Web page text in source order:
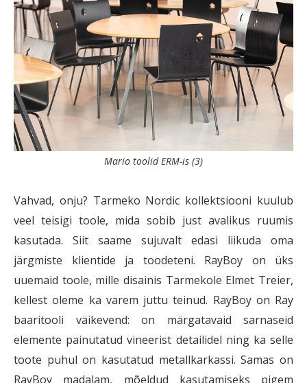
Mario toolid ERM-is (3)
Vahvad, onju? Tarmeko Nordic kollektsiooni kuulub
veel teisigi toole, mida sobib just avalikus ruumis
kasutada. Siit saame sujuvalt edasi liikuda oma
järgmiste klientide ja toodeteni. RayBoy on üks
uuemaid toole, mille disainis Tarmekole Elmet Treier,
kellest oleme ka varem juttu teinud. RayBoy on Ray
baaritooli väikevend: on märgatavaid sarnaseid
elemente painutatud vineerist detailidel ning ka selle
toote puhul on kasutatud metallkarkassi. Samas on
RayBoy madalam, mõeldud kasutamiseks pigem